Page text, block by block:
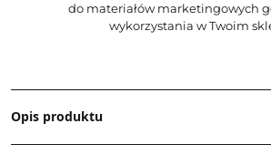
do materiałów marketingowych
wykorzystania w Twoim
Opis produktu